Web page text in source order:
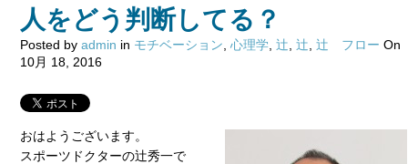
人をどう判断してる？
Posted by admin in モチベーション 心理学 辻 辻 辻 フロー On
10月 18, 2016
おはようございます。
スポーツドクターの辻秀一で